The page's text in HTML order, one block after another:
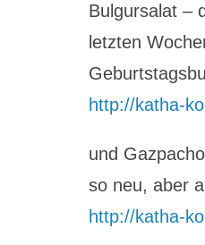
Bulgursalat –
letzten
http://katha-
und
so neu, aber
http://katha-